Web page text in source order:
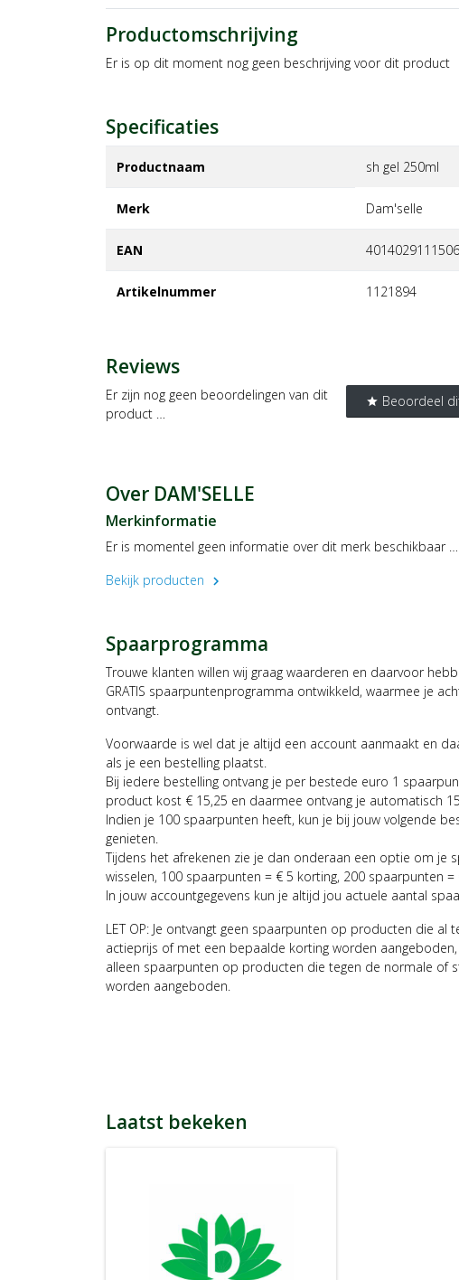
Productomschrijving
Er is op dit moment nog geen beschrijving voor dit product
Specificaties
Productnaam sh gel 250ml
Merk dam'selle
EAN 4014029111506
Artikelnummer 1121894
Reviews
star Beoordeel
Er zijn nog geen beoordelingen van dit
product …
Over DAM'SELLE
Merkinformatie
Er is momentel geen informatie over dit merk beschikbaar …
Bekijk producten
chevron_right
Spaarprogramma
Trouwe klanten willen wij graag waarderen en daarvoor
GRATIS spaarpuntenprogramma ontwikkeld, waarmee je
ontvangt.
Voorwaarde is wel dat je altijd een account aanmaakt en
als je een bestelling plaatst.
Bij iedere bestelling ontvang je per bestede euro 1
product kost € 15,25 en daarmee ontvang je automatisch
Indien je 100 spaarpunten heeft, kun je bij jouw volgende
genieten.
Tijdens het afrekenen zie je dan onderaan een optie om je
wisselen, 100 spaarpunten = € 5 korting, 200 spaarpunten =
In jouw accountgegevens kun je altijd jou actuele aantal
LET OP: Je ontvangt geen spaarpunten op producten die al
actieprijs of met een bepaalde korting worden
alleen spaarpunten op producten die tegen de normale of
worden aangeboden.
Laatst bekeken